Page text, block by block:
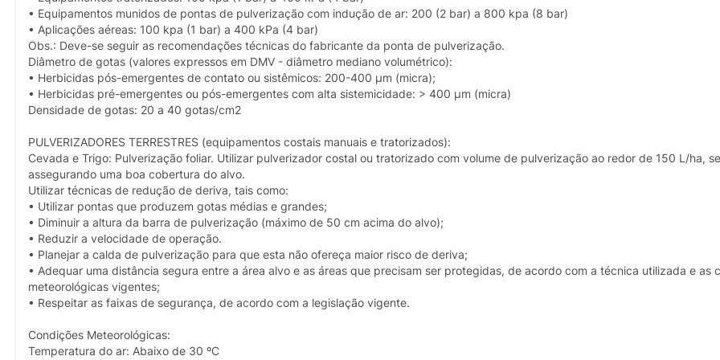
• Equipamentos munidos de pontas de pulverização com indução de ar: 200 (2 bar) a 800 kpa (8 bar)
• Aplicações aéreas: 100 kpa (1 bar) a 400 kPa (4 bar)
Obs.: Deve-se seguir as recomendações técnicas do fabricante da ponta de pulverização.
Diâmetro de gotas (valores expressos em DMV - diâmetro mediano volumétrico):
• Herbicidas pós-emergentes de contato ou sistêmicos: 200-400 µm (micra);
• Herbicidas pré-emergentes ou pós-emergentes com alta sistemicidade: > 400 µm (micra)
Densidade de gotas: 20 a 40 gotas/cm2
PULVERIZADORES TERRESTRES (equipamentos costais manuais e tratorizados):
Cevada e Trigo: Pulverização foliar. Utilizar pulverizador costal ou tratorizado com volume de pulverização ao redor de 150 L/ha,
assegurando uma boa cobertura do alvo.
Utilizar técnicas de redução de deriva, tais como:
• Utilizar pontas que produzem gotas médias e grandes;
• Diminuir a altura da barra de pulverização (máximo de 50 cm acima do alvo);
• Reduzir a velocidade de operação.
• Planejar a calda de pulverização para que esta não ofereça maior risco de deriva;
• Adequar uma distância segura entre a área alvo e as áreas que precisam ser protegidas, de acordo com a técnica utilizada e as
meteorológicas vigentes;
• Respeitar as faixas de segurança, de acordo com a legislação vigente.
Condições Meteorológicas:
Temperatura do ar: Abaixo de 30 ºC